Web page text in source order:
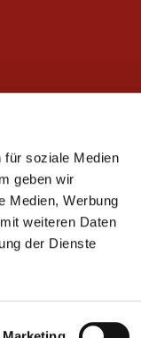
für soziale Medien
geben wir
Medien, Werbung
weiteren Daten
der Dienste